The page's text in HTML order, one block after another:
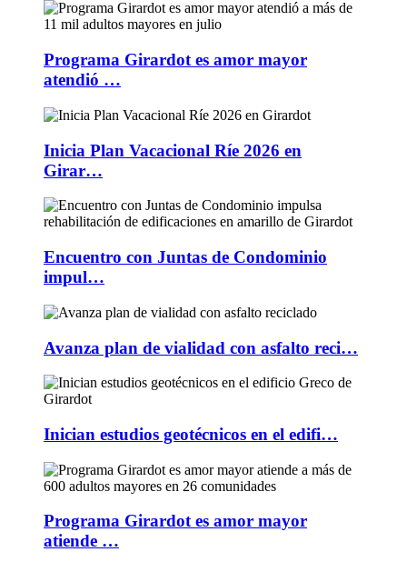
Programa Girardot es amor mayor
atendió …
Inicia Plan Vacacional Ríe 2026 en
Girar…
Encuentro con Juntas de Condominio
impul…
Avanza plan de vialidad con asfalto reci…
Inician estudios geotécnicos en el edifi…
Programa Girardot es amor mayor
atiende …